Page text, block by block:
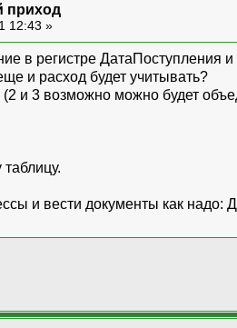
приход
12:43 »
в регистре ДатаПоступления и
и расход будет учитывать?
и 3 возможно можно будет
и вести документы как надо: